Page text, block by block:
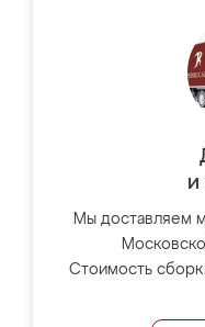
и
Мы доставляем
Стоимость